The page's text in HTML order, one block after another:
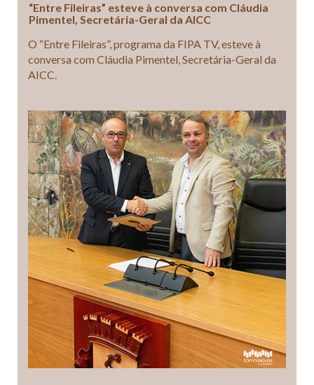
“Entre Fileiras” esteve à conversa com Cláudia
Pimentel, Secretária-Geral da AICC
O “Entre Fileiras”, programa da FIPA TV, esteve à
conversa com Cláudia Pimentel, Secretária-Geral da
AICC.